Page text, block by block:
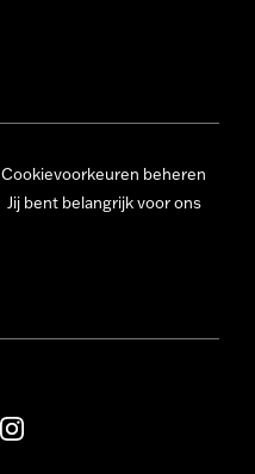
Cookievoorkeuren beheren
Jij bent belangrijk voor ons